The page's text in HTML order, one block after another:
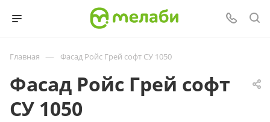
Главная — Фасад Ройс Грей софт СУ 1050
Фасад Ройс Грей софт
СУ 1050